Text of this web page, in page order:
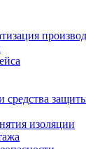
средства
изоляции